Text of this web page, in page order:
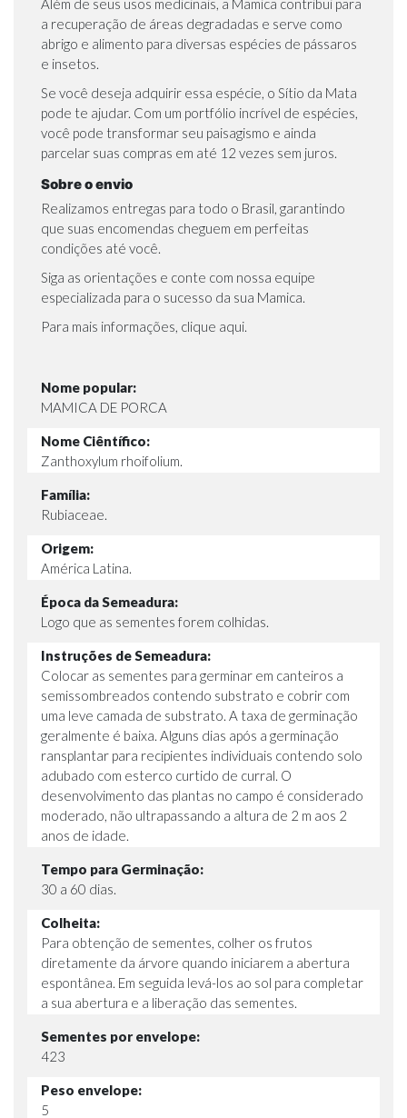
Além de seus usos medicinais, a Mamica contribui para
a recuperação de áreas degradadas e serve como
abrigo e alimento para diversas espécies de pássaros
e insetos.
Se você deseja adquirir essa espécie, o Sítio da Mata
pode te ajudar. Com um portfólio incrível de espécies,
você pode transformar seu paisagismo e ainda
parcelar suas compras em até 12 vezes sem juros.
Sobre o envio
Realizamos entregas para todo o Brasil, garantindo
que suas encomendas cheguem em perfeitas
condições até você.
Siga as orientações e conte com nossa equipe
especializada para o sucesso da sua Mamica.
Para mais informações, clique aqui.
Nome popular:
MAMICA DE PORCA
Nome Ciêntífico:
Zanthoxylum rhoifolium.
Família:
Rubiaceae.
Origem:
América Latina.
Época da Semeadura:
Logo que as sementes forem colhidas.
Instruções de Semeadura:
Colocar as sementes para germinar em canteiros a
semissombreados contendo substrato e cobrir com
uma leve camada de substrato. A taxa de germinação
geralmente é baixa. Alguns dias após a germinação
ransplantar para recipientes individuais contendo solo
adubado com esterco curtido de curral. O
desenvolvimento das plantas no campo é considerado
moderado, não ultrapassando a altura de 2 m aos 2
anos de idade.
Tempo para Germinação:
30 a 60 dias.
Colheita:
Para obtenção de sementes, colher os frutos
diretamente da árvore quando iniciarem a abertura
espontânea. Em seguida levá-los ao sol para completar
a sua abertura e a liberação das sementes.
Sementes por envelope:
423
Peso envelope:
5